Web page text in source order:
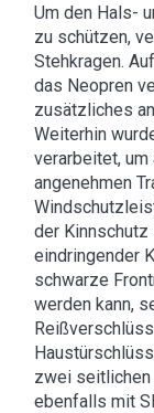
Um den Hals-
zu schützen,
Stehkragen.
das Neopren
zusätzliches
Weiterhin
verarbeitet, um
angenehmen
der
eindringender
schwarze
werden kann,
zwei seitlichen
ebenfalls mit